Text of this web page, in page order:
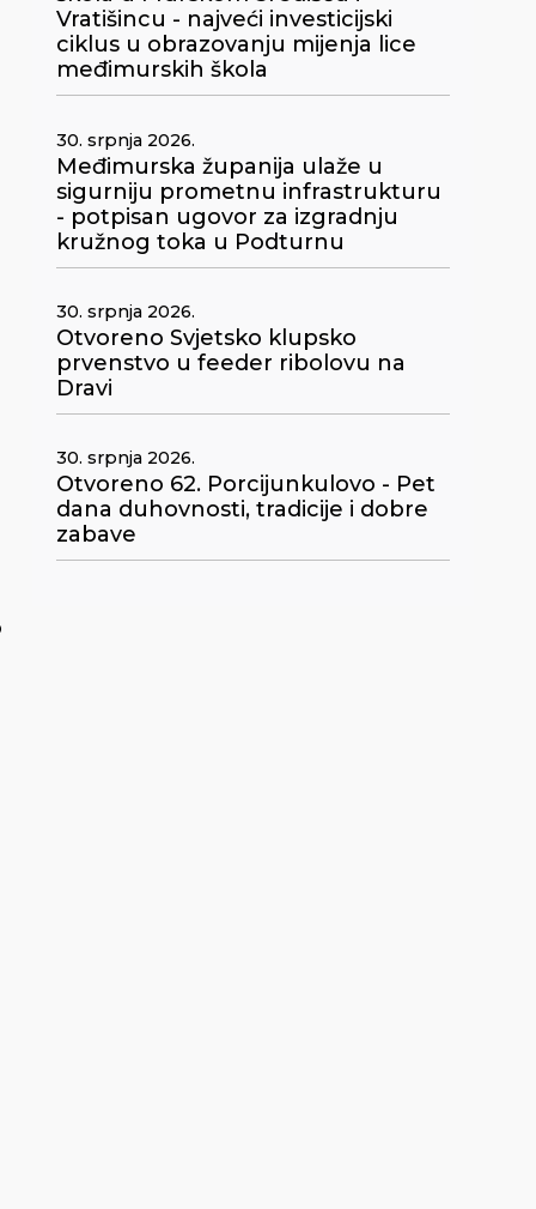
Vratišincu - najveći investicijski
ciklus u obrazovanju mijenja lice
međimurskih škola
30. srpnja 2026.
Međimurska županija ulaže u
sigurniju prometnu infrastrukturu
- potpisan ugovor za izgradnju
kružnog toka u Podturnu
30. srpnja 2026.
Otvoreno Svjetsko klupsko
prvenstvo u feeder ribolovu na
Dravi
30. srpnja 2026.
Otvoreno 62. Porcijunkulovo - Pet
dana duhovnosti, tradicije i dobre
zabave